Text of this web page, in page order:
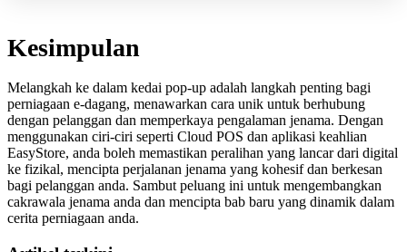
Kesimpulan
Melangkah ke dalam kedai pop-up adalah langkah penting bagi
perniagaan e-dagang, menawarkan cara unik untuk berhubung
dengan pelanggan dan memperkaya pengalaman jenama. Dengan
menggunakan ciri-ciri seperti Cloud POS dan aplikasi keahlian
EasyStore, anda boleh memastikan peralihan yang lancar dari digital
ke fizikal, mencipta perjalanan jenama yang kohesif dan berkesan
bagi pelanggan anda. Sambut peluang ini untuk mengembangkan
cakrawala jenama anda dan mencipta bab baru yang dinamik dalam
cerita perniagaan anda.